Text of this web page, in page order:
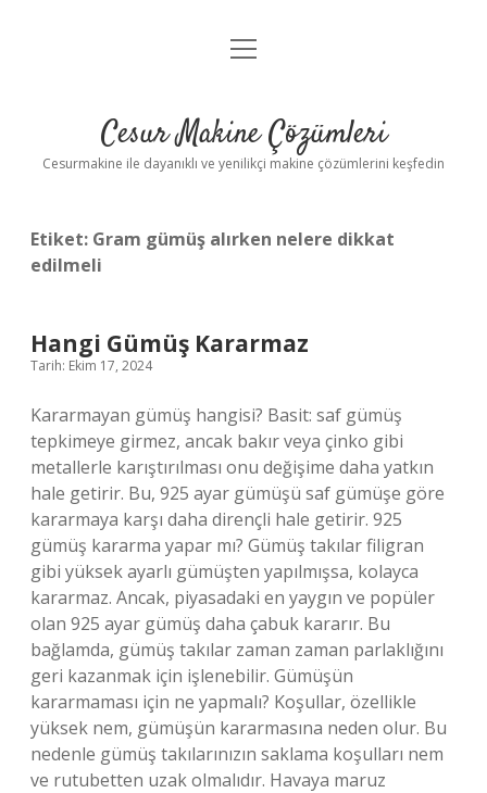
Anasayfa
Yasal Uyarı
menüyü
Cesur Makine Çözümleri
Cesurmakine ile dayanıklı ve yenilikçi makine çözümlerini keşfedin
Etiket: Gram gümüş alırken nelere dikkat
edilmeli
Hangi Gümüş Kararmaz
Tarih: Ekim 17, 2024
Kararmayan gümüş hangisi? Basit: saf gümüş
tepkimeye girmez, ancak bakır veya çinko gibi
metallerle karıştırılması onu değişime daha yatkın
hale getirir. Bu, 925 ayar gümüşü saf gümüşe göre
kararmaya karşı daha dirençli hale getirir. 925
gümüş kararma yapar mı? Gümüş takılar filigran
gibi yüksek ayarlı gümüşten yapılmışsa, kolayca
kararmaz. Ancak, piyasadaki en yaygın ve popüler
olan 925 ayar gümüş daha çabuk kararır. Bu
bağlamda, gümüş takılar zaman zaman parlaklığını
geri kazanmak için işlenebilir. Gümüşün
kararmaması için ne yapmalı? Koşullar, özellikle
yüksek nem, gümüşün kararmasına neden olur. Bu
nedenle gümüş takılarınızın saklama koşulları nem
ve rutubetten uzak olmalıdır. Havaya maruz